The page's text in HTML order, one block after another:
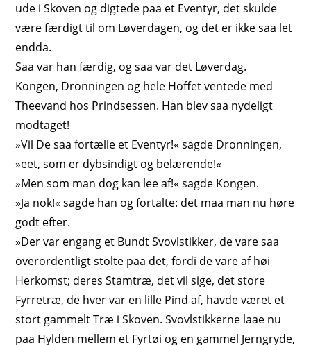
ude i Skoven og digtede paa et Eventyr, det skulde
være færdigt til om Løverdagen, og det er ikke saa let
endda.
Saa var han færdig, og saa var det Løverdag.
Kongen, Dronningen og hele Hoffet ventede med
Theevand hos Prindsessen. Han blev saa nydeligt
modtaget!
»Vil De saa fortælle et Eventyr!« sagde Dronningen,
»eet, som er dybsindigt og belærende!«
»Men som man dog kan lee af!« sagde Kongen.
»Ja nok!« sagde han og fortalte: det maa man nu høre
godt efter.
»Der var engang et Bundt Svovlstikker, de vare saa
overordentligt stolte paa det, fordi de vare af høi
Herkomst; deres Stamtræ, det vil sige, det store
Fyrretræ, de hver var en lille Pind af, havde været et
stort gammelt Træ i Skoven. Svovlstikkerne laae nu
paa Hylden mellem et Fyrtøi og en gammel Jerngryde,